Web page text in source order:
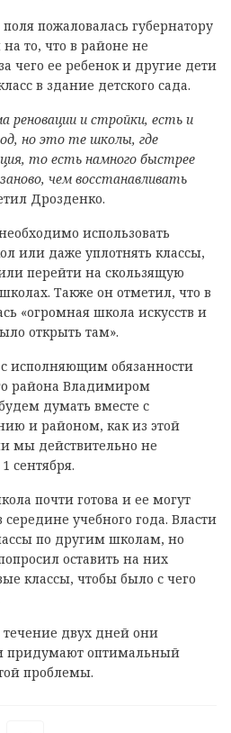
пожаловалась губернатору
то, что в районе не
чего ее ребенок и другие дети
в здание детского сада.
реновации и стройки, есть и
но это те школы, где
то есть намного быстрее
чем восстанавливать
Дрозденко.
использовать
или даже уплотнять классы,
перейти на скользящую
Также он отметил, что в
«огромная школа искусств и
открыть там».
исполняющим обязанности
района Владимиром
думать вместе с
и районом, как из этой
мы действительно не
сентября.
почти готова и ее могут
середине учебного года. Власти
по другим школам, но
оставить на них
классы, чтобы было с чего
течение двух дней они
придумают оптимальный
проблемы.